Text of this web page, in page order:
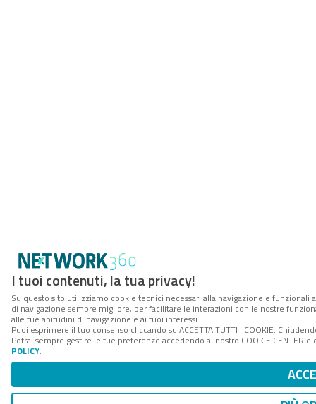
I tuoi contenuti, la tua privacy!
Su questo sito utilizziamo cookie tecnici necessari alla navigazione e
di navigazione sempre migliore, per facilitare le interazioni con le nostre
alle tue abitudini di navigazione e ai tuoi interessi.
Puoi esprimere il tuo consenso cliccando su ACCETTA TUTTI I COOKIE.
Potrai sempre gestire le tue preferenze accedendo al nostro COOKIE
POLICY.